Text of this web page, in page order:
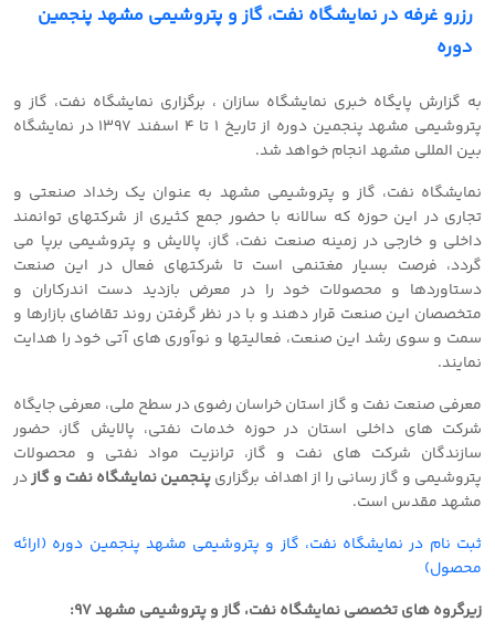
رزرو غرفه در نمایشگاه نفت، گاز و پتروشیمی مشهد پنجمین
دوره
به گزارش پایگاه خبری نمایشگاه سازان ، برگزاری نمایشگاه نفت، گاز و
پتروشیمی مشهد پنجمین دوره از تاریخ 1 تا 4 اسفند 1397 در نمایشگاه
بین المللی مشهد انجام خواهد شد.
نمایشگاه نفت، گاز و پتروشیمی مشهد به عنوان یک رخداد صنعتي و
تجاري در اين حوزه كه سالانه با حضور جمع كثيري از شركتهاي توانمند
داخلي و خارجي در زمينه صنعت نفت، گاز، پالايش و پتروشيمي برپا مي
گردد، فرصت بسيار مغتنمي است تا شركتهاي فعال در اين صنعت
دستاوردها و محصولات خود را در معرض بازديد دست اندركاران و
متخصصان اين صنعت قرار دهند و با در نظر گرفتن روند تقاضاي بازارها و
سمت و سوي رشد اين صنعت، فعاليتها و نوآوري هاي آتي خود را هدايت
نمايند.
معرفی صنعت نفت و گاز استان خراسان رضوی در سطح ملی، معرفی جایگاه
شرکت های داخلی استان در حوزه خدمات نفتی، پالایش گاز، حضور
سازندگان شرکت های نفت و گاز، ترانزیت مواد نفتی و محصولات
پتروشیمی و گاز رسانی را از اهداف برگزاریپنجمین نمایشگاه نفت و گازدر
مشهد مقدس است.
ثبت نام در نمایشگاه نفت، گاز و پتروشیمی مشهد پنجمین دوره (ارائه
محصول)
زیرگروه های تخصصی نمایشگاه نفت، گاز و پتروشیمی مشهد ٩٧: